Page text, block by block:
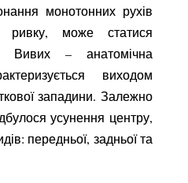
монотонних рухів
може статися
Вивих – анатомічна
виходом
западини. Залежно
усунення центру,
передньої, задньої та